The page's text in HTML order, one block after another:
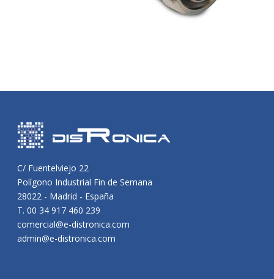
C/ Fuentelviejo 22
Polígono Industrial Fin de Semana
28022 - Madrid - España
T. 00 34 917 460 239
comercial@e-distronica.com
admin@e-distronica.com